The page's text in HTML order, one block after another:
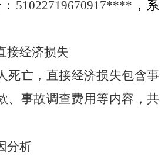
51022719670917**** ， 系
接经济损失
死亡，直接经济损失包含事
、事故调查费用等内容，共
分析